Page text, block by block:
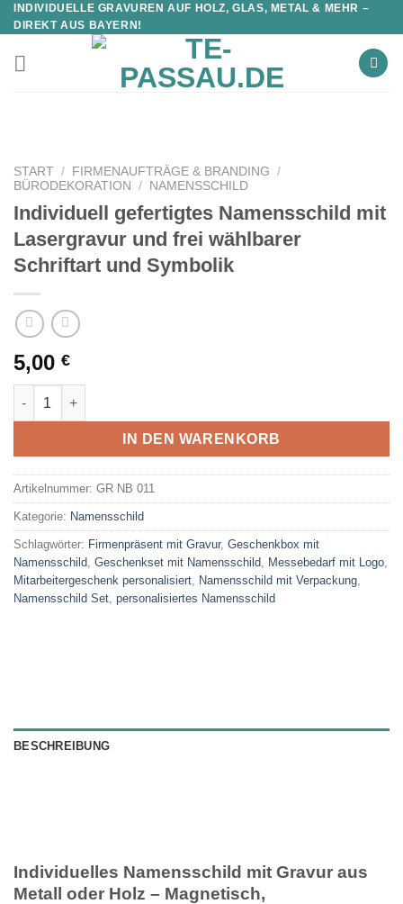
INDIVIDUELLE GRAVUREN AUF HOLZ, GLAS, METAL & MEHR –
DIREKT AUS BAYERN!
START / FIRMENAUFTRÄGE & BRANDING
/
BÜRODEKORATION
/ NAMENSSCHILD
Individuell gefertigtes Namensschild mit
Lasergravur und frei wählbarer
Schriftart und Symbolik
5,00 €
Individuell gefertigtes Namensschild mit Lasergravur und frei
IN DEN WARENKORB
Artikelnummer: GR NB 011
Kategorie: Namensschild
Schlagwörter: Firmenpräsent mit Gravur, Geschenkbox mit
Namensschild, Geschenkset mit Namensschild, Messebedarf mit Logo,
Mitarbeitergeschenk personalisiert, Namensschild mit Verpackung,
Namensschild Set, personalisiertes Namensschild
BESCHREIBUNG
Individuelles Namensschild mit Gravur aus
Metall oder Holz – Magnetisch,